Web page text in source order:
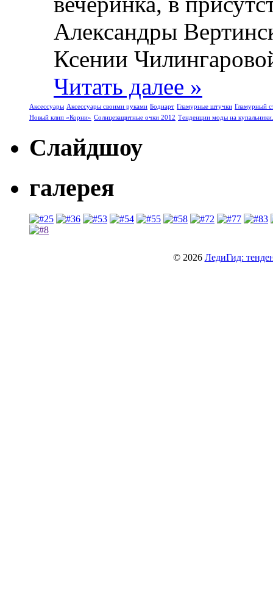
Александры
Ксении
Читать далее »
Аксессуары Аксессуары своими руками Бодиарт Гламурные штучки Гламурный
Новый клип «Корни» Солнцезащитные очки 2012 Тенденции моды на купальники.
Слайдшоу
галерея
© 2026 ЛедиГид: